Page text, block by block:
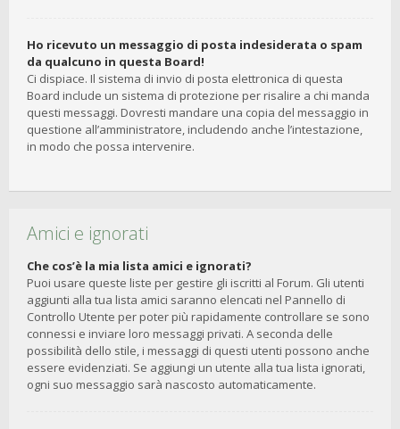
Ho ricevuto un messaggio di posta indesiderata o spam
da qualcuno in questa Board!
Ci dispiace. Il sistema di invio di posta elettronica di questa
Board include un sistema di protezione per risalire a chi manda
questi messaggi. Dovresti mandare una copia del messaggio in
questione all’amministratore, includendo anche l’intestazione,
in modo che possa intervenire.
Amici e ignorati
Che cos’è la mia lista amici e ignorati?
Puoi usare queste liste per gestire gli iscritti al Forum. Gli utenti
aggiunti alla tua lista amici saranno elencati nel Pannello di
Controllo Utente per poter più rapidamente controllare se sono
connessi e inviare loro messaggi privati. A seconda delle
possibilità dello stile, i messaggi di questi utenti possono anche
essere evidenziati. Se aggiungi un utente alla tua lista ignorati,
ogni suo messaggio sarà nascosto automaticamente.